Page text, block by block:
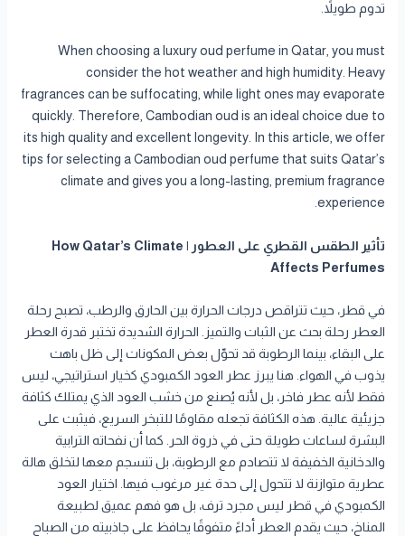
تدوم طويلاً.
When choosing a luxury oud perfume in Qatar, you must
consider the hot weather and high humidity. Heavy
fragrances can be suffocating, while light ones may evaporate
quickly. Therefore, Cambodian oud is an ideal choice due to
its high quality and excellent longevity. In this article, we offer
tips for selecting a Cambodian oud perfume that suits Qatar’s
climate and gives you a long-lasting, premium fragrance
experience.
تأثير الطقس القطري على العطور | How Qatar’s Climate
Affects Perfumes
في قطر، حيث تتراقص درجات الحرارة بين الحارق والرطب، تصبح رحلة
العطر رحلة بحث عن الثبات والتميز. الحرارة الشديدة تختبر قدرة العطر
على البقاء، بينما الرطوبة قد تحوّل بعض المكونات إلى ظل باهت
يذوب في الهواء. هنا يبرز عطر العود الكمبودي كخيار استراتيجي، ليس
فقط لأنه عطر فاخر، بل لأنه يُصنع من خشب العود الذي يمتلك كثافة
جزيئية عالية. هذه الكثافة تجعله مقاومًا للتبخر السريع، فيثبت على
البشرة لساعات طويلة حتى في ذروة الحر. كما أن نفحاته الترابية
والدخانية الخفيفة لا تتصادم مع الرطوبة، بل تنسجم معها لتخلق هالة
عطرية متوازنة لا تتحول إلى حدة غير مرغوب فيها. اختيار العود
الكمبودي في قطر ليس مجرد ترف، بل هو فهم عميق لطبيعة
المناخ، حيث يقدم العطر أداءً متفوقًا يحافظ على جاذبيته من الصباح